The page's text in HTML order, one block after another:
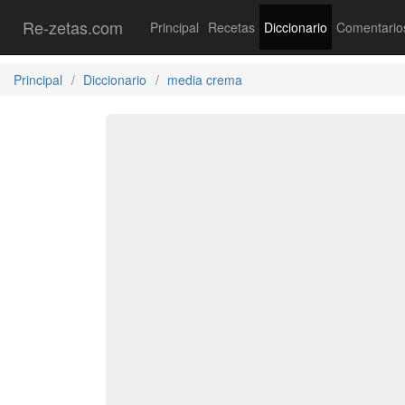
Re-zetas.com Principal Recetas Diccionario
Principal Diccionario media crema